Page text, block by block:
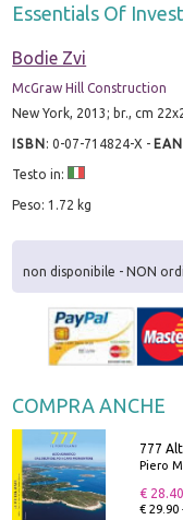
Essentials Of
Bodie Zvi
McGraw Hill Construction
New York, 2013; br., cm
ISBN:0-07-714824-X -
Testo in:
Peso: 1.72 kg
non disponibile - NON
COMPRA ANCHE
Piero
€ 28.40
€ 29.90